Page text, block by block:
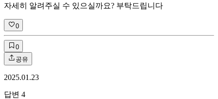
자세히 알려주실 수 있으실까요? 부탁드립니다
0
0
공유
2025.01.23
답변 4